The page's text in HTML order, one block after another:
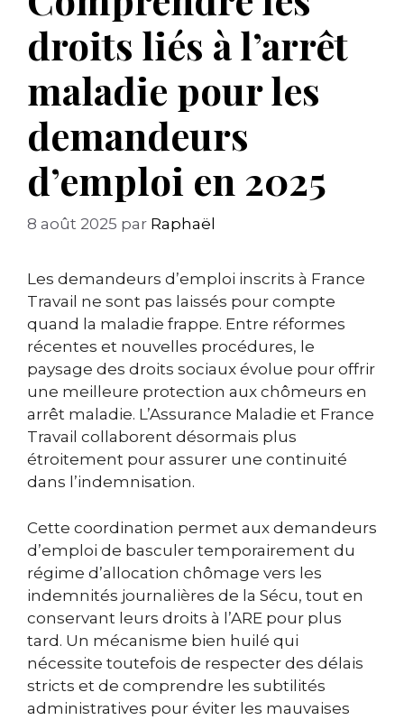
droits liés à l’arrêt
maladie pour les
demandeurs
d’emploi en 2025
8 août 2025 par Raphaël
Les demandeurs d’emploi inscrits à France
Travail ne sont pas laissés pour compte
quand la maladie frappe. Entre réformes
récentes et nouvelles procédures, le
paysage des droits sociaux évolue pour offrir
une meilleure protection aux chômeurs en
arrêt maladie. L’Assurance Maladie et France
Travail collaborent désormais plus
étroitement pour assurer une continuité
dans l’indemnisation.
Cette coordination permet aux demandeurs
d’emploi de basculer temporairement du
régime d’allocation chômage vers les
indemnités journalières de la Sécu, tout en
conservant leurs droits à l’ARE pour plus
tard. Un mécanisme bien huilé qui
nécessite toutefois de respecter des délais
stricts et de comprendre les subtilités
administratives pour éviter les mauvaises